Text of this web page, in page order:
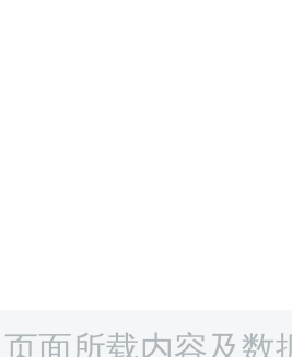
面所载内容及数